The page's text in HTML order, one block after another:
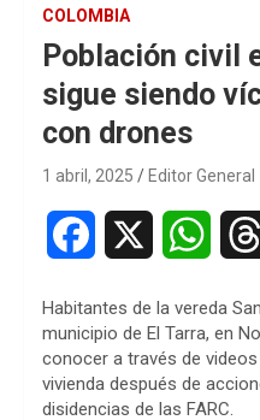
COLOMBIA
Población civil
sigue siendo
con drones
1 abril, 2025 Editor General
c
e
a
t
Habitantes de la vereda
municipio de El Tarra, en
conocer a través de
vivienda después de
disidencias de las FARC.